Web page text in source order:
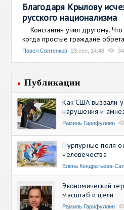
Благодаря Крылову
русского национализма
Константин учил другому. Что
когда простые граждане
Павел Святенков 23 сен, 14:48
Публикации
Как США вызвали у
нарушения и
Рамиль Гарифуллин
Пурпурные поля
человечества
Елена Кондратьева-
Экономический
масштаб и цели
Рамиль Гарифуллин